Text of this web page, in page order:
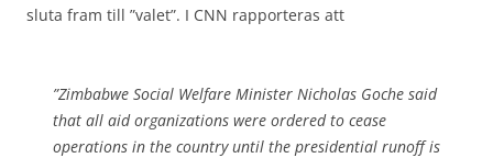
sluta fram till ”valet”. I CNN rapporteras att
”Zimbabwe Social Welfare Minister Nicholas Goche said
that all aid organizations were ordered to cease
operations in the country until the presidential runoff is